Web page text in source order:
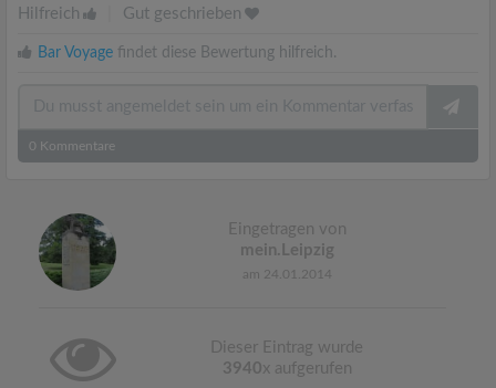
Hilfreich Gut geschrieben
Bar Voyage findet diese Bewertung hilfreich.
0 Kommentare
Eingetragen von
mein.Leipzig
am 24.01.2014
Dieser Eintrag wurde
3940x aufgerufen